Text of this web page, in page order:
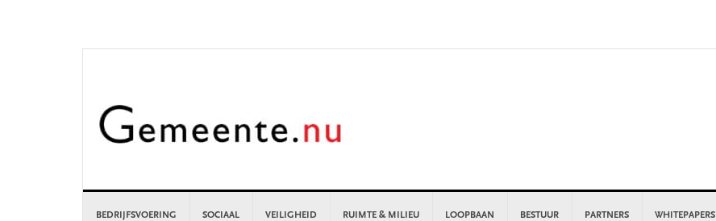
BEDRIJFSVOERING SOCIAAL VEILIGHEID RUIMTE & MILIEU LOOPBAAN BESTUUR PARTNERS WHITEPAPERS